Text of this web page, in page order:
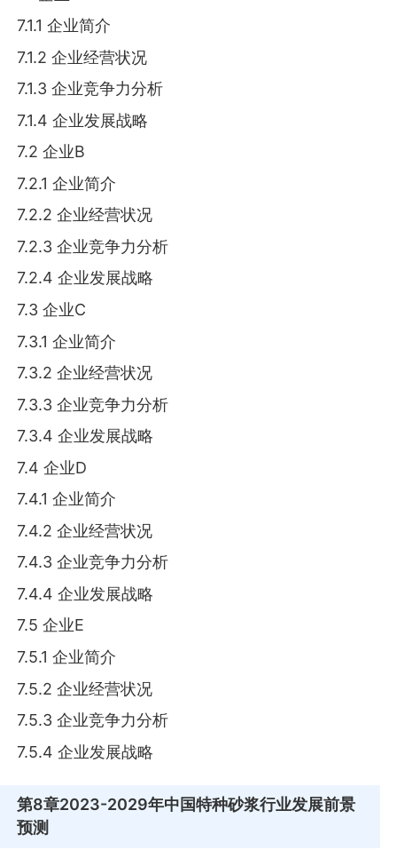
7.1.1 企业简介
7.1.2 企业经营状况
7.1.3 企业竞争力分析
7.1.4 企业发展战略
7.2 企业B
7.2.1 企业简介
7.2.2 企业经营状况
7.2.3 企业竞争力分析
7.2.4 企业发展战略
7.3 企业C
7.3.1 企业简介
7.3.2 企业经营状况
7.3.3 企业竞争力分析
7.3.4 企业发展战略
7.4 企业D
7.4.1 企业简介
7.4.2 企业经营状况
7.4.3 企业竞争力分析
7.4.4 企业发展战略
7.5 企业E
7.5.1 企业简介
7.5.2 企业经营状况
7.5.3 企业竞争力分析
7.5.4 企业发展战略
第8章2023-2029年中国特种砂浆行业发展前景
预测